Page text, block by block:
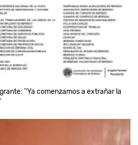
''Ya comenzamos a extrañar la